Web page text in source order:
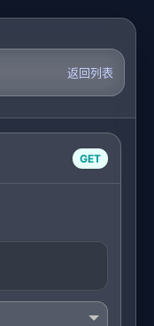
返回列表
GET